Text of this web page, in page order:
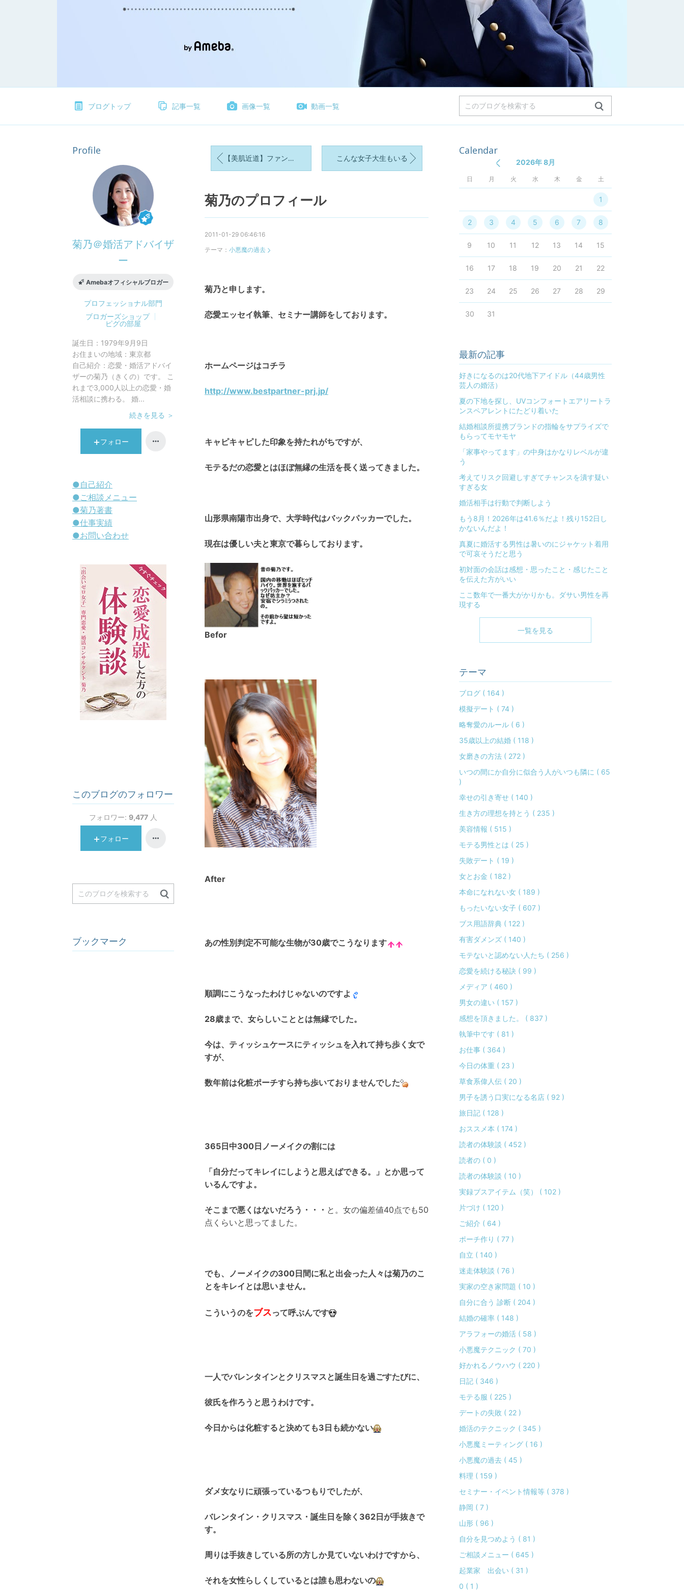
ブログトップ 記事一覧 画像一覧 動画一覧
【美肌近道】ファンデ変えるより塗り方を変える こんな女子大生もいる
菊乃のプロフィール
2011-01-29 06:46:16
テーマ： 小悪魔の過去
菊乃と申します。
恋愛エッセイ執筆、セミナー講師をしております。
ホームページはコチラ
http://www.bestpartner-prj.jp/
キャピキャピした印象を持たれがちですが、
モテるだの恋愛とはほぼ無縁の生活を長く送ってきました。
山形県南陽市出身で、大学時代はバックパッカーでした。
現在は優しい夫と東京で暮らしております。
Befor
After
あの性別判定不可能な生物が30歳でこうなります
順調にこうなったわけじゃないのですよ
28歳まで、女らしいこととは無縁でした。
今は、ティッシュケースにティッシュを入れて持ち歩く女で
すが、
数年前は化粧ポーチすら持ち歩いておりませんでした
365日中300日ノーメイクの割には
「自分だってキレイにしようと思えばできる。」 とか思って
いるんですよ。
そこまで悪くはないだろう・・・ と。女の偏差値40点でも50
点くらいと思ってました。
でも、ノーメイクの300日間に私と出会った人々は菊乃のこ
とをキレイとは思いません。
こういうのをブスって呼ぶんです
一人でバレンタインとクリスマスと誕生日を過ごすたびに、
彼氏を作ろうと思うわけです。
今日からは化粧すると決めても3日も続かない
ダメ女なりに頑張っているつもりでしたが、
バレンタイン・クリスマス・誕生日を除く362日が手抜きで
す。
周りは手抜きしている所の方しか見ていないわけですから、
それを女性らしくしているとは誰も思わないの
Calendar
2026年 8月
日 月 火 水 木 金 土
1
2 3 4 5 6 7 8
9 10 11 12 13 14 15
16 17 18 19 20 21 22
23 24 25 26 27 28 29
30 31
最新の記事
好きになるのは20代地下アイドル（44歳男性
芸人の婚活）
夏の下地を探し、UVコンフォートエアリートラ
ンスペアレントにたどり着いた
結婚相談所提携ブランドの指輪をサプライズで
もらってモヤモヤ
「家事やってます」の中身はかなりレベルが違
う
考えてリスク回避しすぎてチャンスを潰す疑い
すぎる女
婚活相手は行動で判断しよう
もう8月！2026年は41.6％だよ！残り152日し
かないんだよ！
真夏に婚活する男性は暑いのにジャケット着用
で可哀そうだと思う
初対面の会話は感想・思ったこと・感じたこと
を伝えた方がいい
ここ数年で一番大がかりかも。ダサい男性を再
現する
一覧を見る
テーマ
ブログ ( 164 )
模擬デート ( 74 )
略奪愛のルール ( 6 )
35歳以上の結婚 ( 118 )
女磨きの方法 ( 272 )
いつの間にか自分に似合う人がいつも隣に ( 65
)
幸せの引き寄せ ( 140 )
生き方の理想を持とう ( 235 )
美容情報 ( 515 )
モテる男性とは ( 25 )
失敗デート ( 19 )
女とお金 ( 182 )
本命になれない女 ( 189 )
もったいない女子 ( 607 )
ブス用語辞典 ( 122 )
有害ダメンズ ( 140 )
モテないと認めない人たち ( 256 )
恋愛を続ける秘訣 ( 99 )
メディア ( 460 )
男女の違い ( 157 )
感想を頂きました。 ( 837 )
執筆中です ( 81 )
お仕事 ( 364 )
今日の体重 ( 23 )
草食系偉人伝 ( 20 )
男子を誘う口実になる名店 ( 92 )
旅日記 ( 128 )
おススメ本 ( 174 )
読者の体験談 ( 452 )
読者の ( 0 )
読者の体験談 ( 10 )
実録ブスアイテム（笑） ( 102 )
片づけ ( 120 )
ご紹介 ( 64 )
ポーチ作り ( 77 )
自立 ( 140 )
迷走体験談 ( 76 )
実家の空き家問題 ( 10 )
自分に合う 診断 ( 204 )
結婚の確率 ( 148 )
アラフォーの婚活 ( 58 )
小悪魔テクニック ( 70 )
好かれるノウハウ ( 220 )
日記 ( 346 )
モテる服 ( 225 )
デートの失敗 ( 22 )
婚活のテクニック ( 345 )
小悪魔ミーティング ( 16 )
小悪魔の過去 ( 45 )
料理 ( 159 )
セミナー・イベント情報等 ( 378 )
静岡 ( 7 )
山形 ( 96 )
自分を見つめよう ( 81 )
ご相談メニュー ( 645 )
起業家 出会い ( 31 )
0 ( 1 )
Profile
菊乃＠婚活アドバイザ
ー
Amebaオフィシャルブロガー
プロフェッショナル部門
ブロガーズショップ
ピグの部屋
誕生日： 1979年9月9日
お住まいの地域： 東京都
自己紹介： 恋愛・婚活アドバイ
ザーの菊乃（きくの）です。 こ
れまで3,000人以上の恋愛・婚
活相談に携わる。 婚...
続きを見る ＞
フォロー
●自己紹介
●ご相談メニュー
●菊乃著書
●仕事実績
●お問い合わせ
このブログのフォロワー
フォロワー: 9,477 人
フォロー
ブックマーク